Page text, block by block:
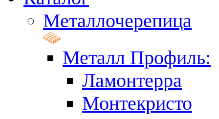
Металлочерепица
Металл Профиль:
Ламонтерра
Монтекристо